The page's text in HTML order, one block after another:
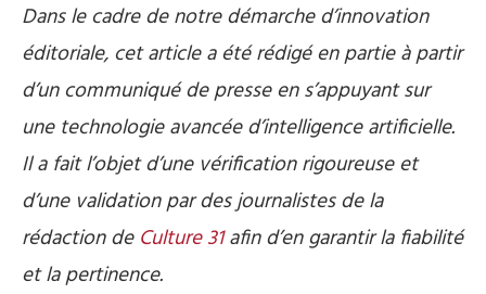
Dans le cadre de notre démarche d’innovation
éditoriale, cet article a été rédigé en partie à partir
d’un communiqué de presse en s’appuyant sur
une technologie avancée d’intelligence artificielle.
Il a fait l’objet d’une vérification rigoureuse et
d’une validation par des journalistes de la
rédaction de Culture 31afin d’en garantir la fiabilité
et la pertinence.